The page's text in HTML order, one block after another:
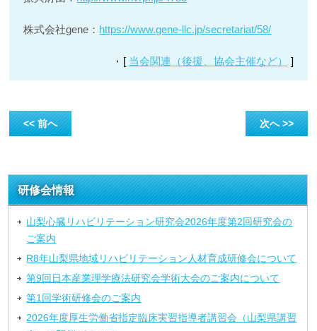
株式会社gene ： https://www.gene-llc.jp/secretariat/58/
[ 当会関連（後援、協会主催など） ]
<< 前へ 次へ >>
研修会情報
山梨心臓リハビリテーション研究会2026年度第2回研究会の
ご案内
R8年山梨県地域リハビリテーション人材育成研修会について
第9回日本産業理学療法研究会学術大会のご案内について
第1回学術研修会のご案内
2026年度厚生労働省指定臨床実習指導者講習会（山梨県講習